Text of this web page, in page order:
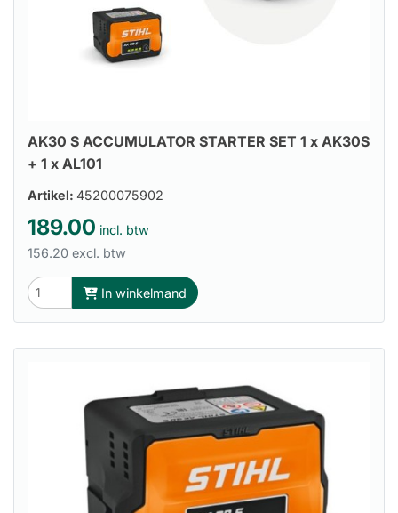
AK30 S ACCUMULATOR STARTER SET 1 x AK30S
+ 1 x AL101
Artikel: 45200075902
189.00 incl. btw
156.20 excl. btw
In winkelmand